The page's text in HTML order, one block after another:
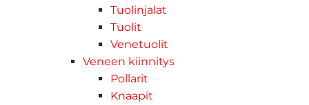
Tuolinjalat
Tuolit
Venetuolit
Veneen kiinnitys
Pollarit
Knaapit